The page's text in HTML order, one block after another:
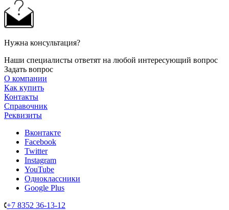
Нужна консультация?
Наши специалисты ответят на любой интересующий вопрос
Задать вопрос
О компании
Как купить
Контакты
Справочник
Реквизиты
Вконтакте
Facebook
Twitter
Instagram
YouTube
Одноклассники
Google Plus
+7 8352 36-13-12